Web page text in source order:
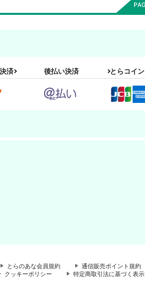
済 後払い決済 とらコイン
とらのあな会員規約 通信販売ポイント規約
クッキーポリシー 特定商取引法に基づく表示